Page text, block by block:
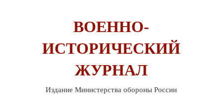
ВОЕННО-
ИСТОРИЧЕСКИЙ
ЖУРНАЛ
Издание Министерства обороны России